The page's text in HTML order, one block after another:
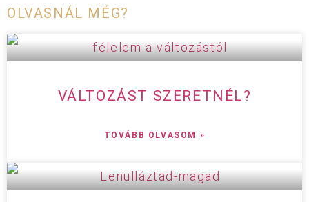
OLVASNÁL MÉG?
VÁLTOZÁST SZERETNÉL?
TOVÁBB OLVASOM »